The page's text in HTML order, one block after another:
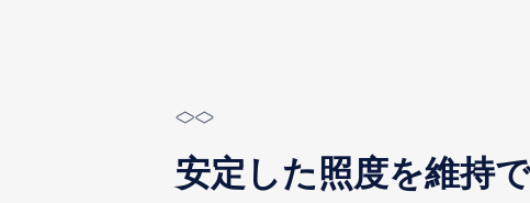
安定した照度を維持で